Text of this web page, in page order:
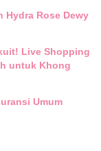
Hydra Rose Dewy
Live Shopping
untuk Khong
Umum